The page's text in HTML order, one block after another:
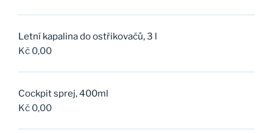
Letní kapalina do ostřikovačů, 3 l
Kč 0,00
Cockpit sprej, 400ml
Kč 0,00